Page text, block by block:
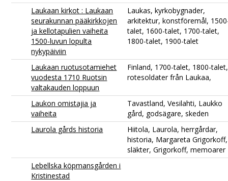
Laukaan kirkot : Laukaan
seurakunnan pääkirkkojen
ja kellotapulien vaiheita
1500-luvun lopulta
nykypäiviin
Laukas, kyrkobygnader,
arkitektur, konstföremål,
talet, 1600-talet, 1700-talet,
1800-talet, 1900-talet
Laukaan ruotusotamiehet
vuodesta 1710 Ruotsin
valtakauden loppuun
Finland, 1700-talet, 1800-talet,
rotesoldater från Laukaa,
Laukon omistajia ja
vaiheita
Tavastland, Vesilahti, Laukko
gård, godsägare, skeden
Laurola gårds historia
Hiitola, Laurola, herrgårdar,
historia, Margareta Grigorkoff,
släkter, Grigorkoff, memoarer
Lebellska köpmansgården i
Kristinestad